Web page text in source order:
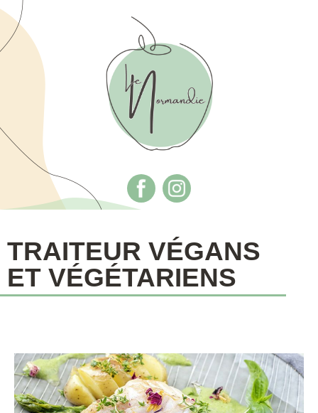
TRAITEUR VÉGANS
ET VÉGÉTARIENS